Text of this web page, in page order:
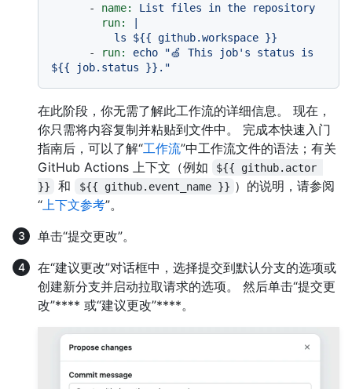
-
name: List files in the
repository
run:
-
run: echo
"🍏 This job's status is
${{ job.status }} ."
在此阶段，你无需了解此工作流的详细信息。 现在，
你只需将内容复制并粘贴到文件中。 完成本快速入门
指南后，可以了解“工作流”中工作流文件的语法；有关
GitHub Actions 上下文（例如
${{ github.actor
}}
和 ${{ github.event_name }} ）的说明，请参阅
“ 上下文参考”。
单击“提交更改”。
在“建议更改”对话框中，选择提交到默认分支的选项或
创建新分支并启动拉取请求的选项。 然后单击“提交更
改”**** 或“建议更改”****。